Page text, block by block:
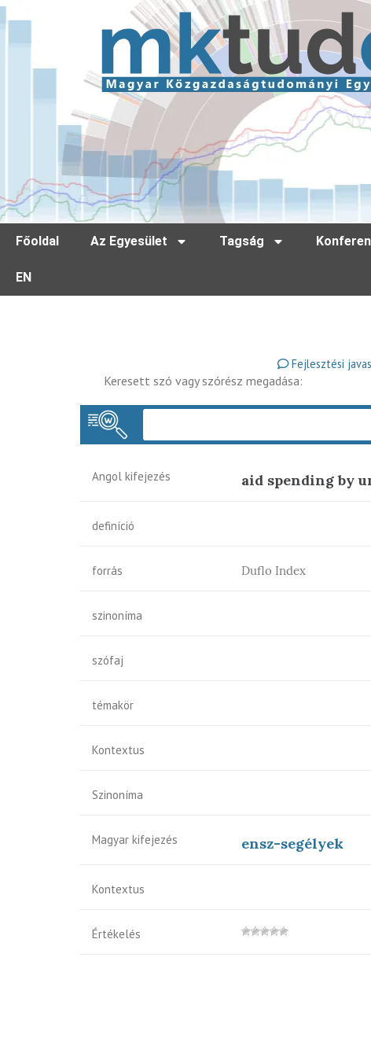
Főoldal Az Egyesület Tagság
EN
Fejlesztési
Keresett szó vagy szórész megadása:
Angol kifejezés aid spending by
definíció
forrás Duflo Index
szinoníma
szófaj
témakör
Kontextus
Szinoníma
Magyar kifejezés ensz-segélyek
Kontextus
Értékelés